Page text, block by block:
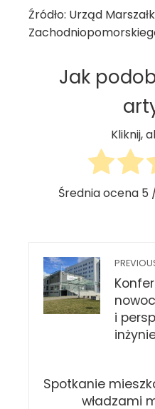
Źródło: Urząd
Jak
Kliknij,
Średnia ocena 5
i
Spotkanie
władzami